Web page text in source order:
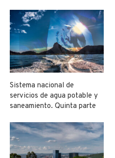
Sistema nacional de
servicios de agua potable y
saneamiento. Quinta parte